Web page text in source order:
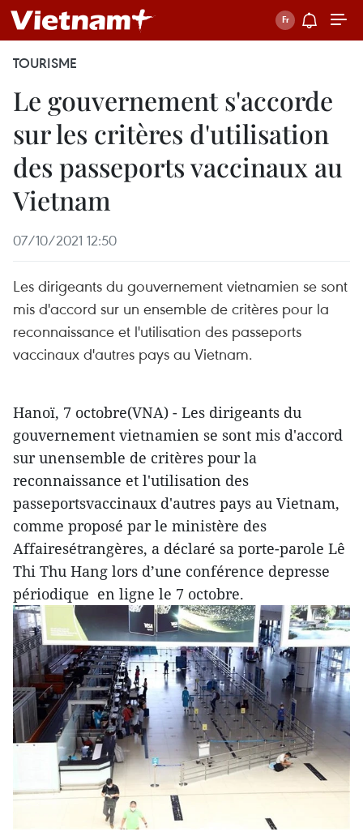
TOURISME
Le gouvernement s'accorde
sur les critères d'utilisation
des passeports vaccinaux au
Vietnam
07/10/2021 12:50
Les dirigeants du gouvernement vietnamien se sont
mis d'accord sur un ensemble de critères pour la
reconnaissance et l'utilisation des passeports
vaccinaux d'autres pays au Vietnam.
Hanoï, 7 octobre(VNA) - Les dirigeants du
gouvernement vietnamien se sont mis d'accord
sur unensemble de critères pour la
reconnaissance et l'utilisation des
passeportsvaccinaux d'autres pays au Vietnam,
comme proposé par le ministère des
Affairesétrangères, a déclaré sa porte-parole Lê
Thi Thu Hang lors d’une conférence depresse
périodique en ligne le 7 octobre.